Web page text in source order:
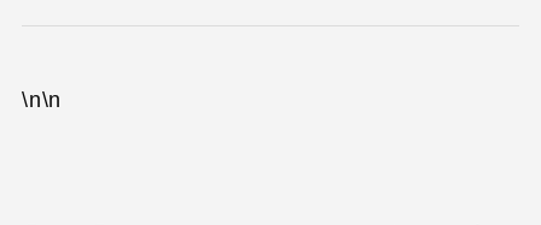
\n\n